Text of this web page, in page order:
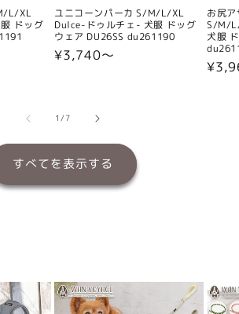
L/XL
ドッグ
ユニコーンパーカ S/M/L/XL
Dulce-ドゥルチェ- 犬服 ドッグ
ウェア DU26SS du261190
通
¥3,740〜
お尻
S/M/
犬服
通
1/の
7
すべてを表示する